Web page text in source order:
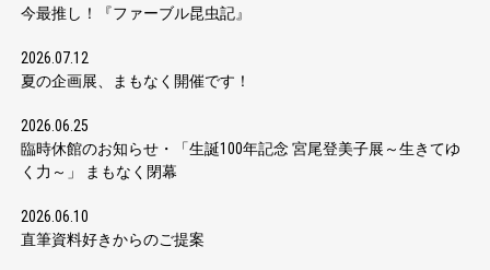
今最推し！『ファーブル昆虫記』
2026.07.12
夏の企画展、まもなく開催です！
2026.06.25
臨時休館のお知らせ・「生誕100年記念 宮尾登美子展～生きてゆ
く力～」 まもなく閉幕
2026.06.10
直筆資料好きからのご提案